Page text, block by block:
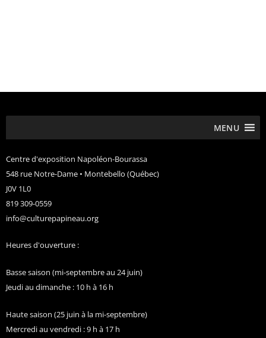
MENU
Centre d'exposition Napoléon-Bourassa
548 rue Notre-Dame • Montebello (Québec)
J0V 1L0
819 309-0559
info@culturepapineau.org
Heures d'ouverture :
Basse saison (mi-septembre au 24 juin)
Jeudi au dimanche : 10 h à 16 h
Haute saison (25 juin à la mi-septembre)
Mercredi au vendredi : 9 h à 17 h